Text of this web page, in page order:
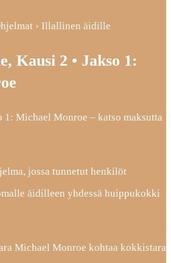
› Illallinen äidille
Kausi 2 • Jakso 1:
Michael Monroe – katso maksutta
jossa tunnetut henkilöt
äidilleen yhdessä huippukokki
Michael Monroe kohtaa kokkistara